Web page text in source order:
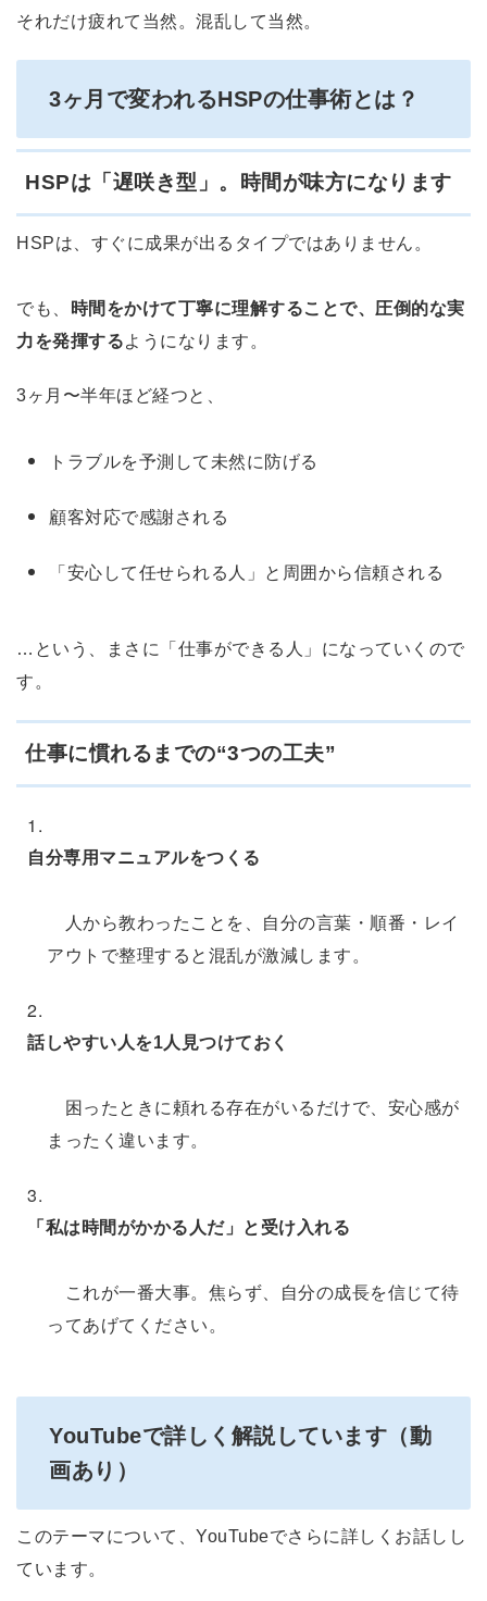
それだけ疲れて当然。混乱して当然。
3ヶ月で変われるHSPの仕事術とは？
HSPは「遅咲き型」。時間が味方になります
HSPは、すぐに成果が出るタイプではありません。
でも、 時間をかけて丁寧に理解することで、圧倒的な実
力を発揮するようになります。
3ヶ月〜半年ほど経つと、
トラブルを予測して未然に防げる
顧客対応で感謝される
「安心して任せられる人」と周囲から信頼される
…という、まさに「仕事ができる人」になっていくので
す。
仕事に慣れるまでの“3つの工夫”
自分専用マニュアルをつくる
人から教わったことを、自分の言葉・順番・レイ
アウトで整理すると混乱が激減します。
話しやすい人を1人見つけておく
困ったときに頼れる存在がいるだけで、安心感が
まったく違います。
「私は時間がかかる人だ」と受け入れる
これが一番大事。焦らず、自分の成長を信じて待
ってあげてください。
YouTubeで詳しく解説しています（動
画あり）
このテーマについて、YouTubeでさらに詳しくお話しし
ています。